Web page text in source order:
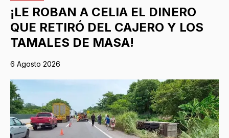
¡LE ROBAN A CELIA EL DINERO
QUE RETIRÓ DEL CAJERO Y LOS
TAMALES DE MASA!
6 Agosto 2026